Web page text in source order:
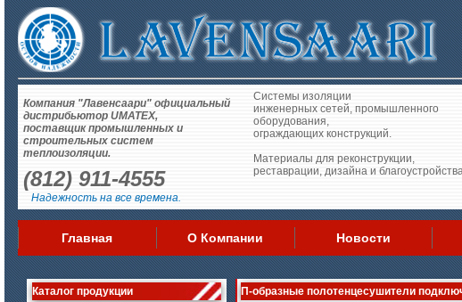
Компания "Лавенсаари" официальный
дистрибьютор UMATEX,
поставщик промышленных и
строительных систем
теплоизоляции.
(812) 911-4555
Надежность на все времена.
Системы изоляции
инженерных сетей, промышленного
оборудования,
ограждающих конструкций.
Материалы для реконструкции,
реставрации, дизайна и
Главная О Компании Новости
Каталог продукции
П-образные полотенцесушители